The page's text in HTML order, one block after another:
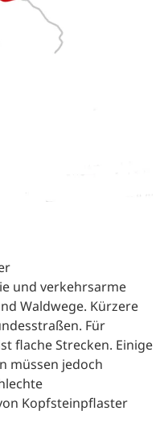
und verkehrsarme
Waldwege. Kürzere
Für
flache Strecken. Einige
müssen jedoch
Kopfsteinpflaster